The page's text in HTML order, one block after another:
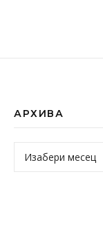
АРХИВА
Архива